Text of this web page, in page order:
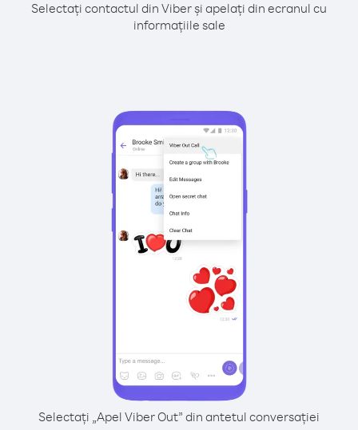
Selectați contactul din Viber și apelați din ecranul cu
informațiile sale
Selectați „Apel Viber Out” din antetul conversației